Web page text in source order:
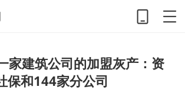
家建筑公司的加盟灰产：资
保和144家分公司